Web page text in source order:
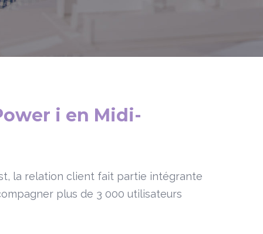
i en Midi-
la relation client fait partie intégrante
plus de 3 000 utilisateurs